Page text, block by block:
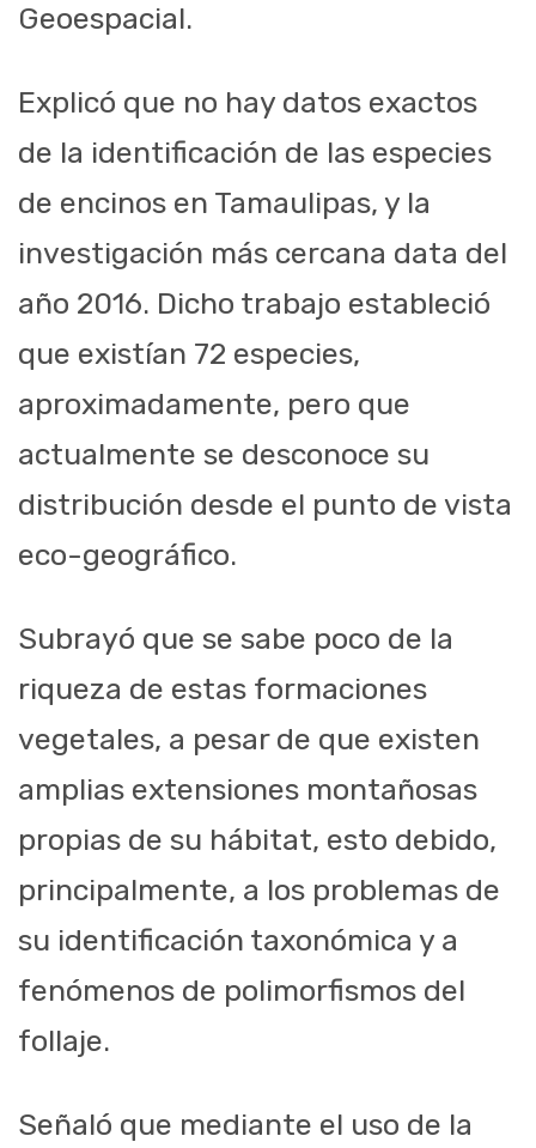
Geoespacial.
Explicó que no hay datos exactos
de la identificación de las especies
de encinos en Tamaulipas, y la
investigación más cercana data del
año 2016. Dicho trabajo estableció
que existían 72 especies,
aproximadamente, pero que
actualmente se desconoce su
distribución desde el punto de vista
eco-geográfico.
Subrayó que se sabe poco de la
riqueza de estas formaciones
vegetales, a pesar de que existen
amplias extensiones montañosas
propias de su hábitat, esto debido,
principalmente, a los problemas de
su identificación taxonómica y a
fenómenos de polimorfismos del
follaje.
Señaló que mediante el uso de la